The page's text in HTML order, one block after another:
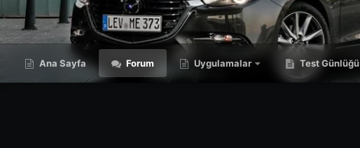
Ana Sayfa Forum Uygulamalar Test Günlüğü